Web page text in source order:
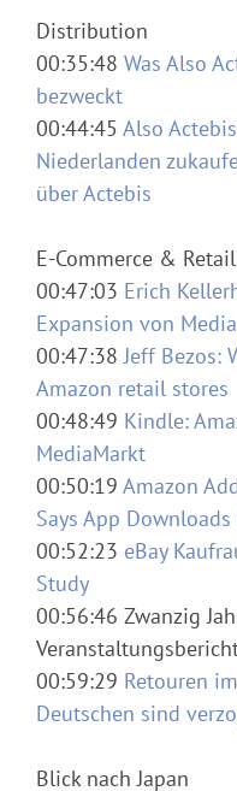
Distribution
00:35:48 Was Also
bezweckt
00:44:45 Also
Niederlanden
über Actebis
E-Commerce & Retail
00:47:03 Erich
Expansion von
00:47:38Jeff Bezos:
Amazon retail stores
00:48:49 Kindle:
MediaMarkt
00:50:19 Amazon
Says App
00:52:23 eBay
Study
00:56:46 Zwanzig
00:59:29 Retouren
Deutschen sind
Blick nach Japan